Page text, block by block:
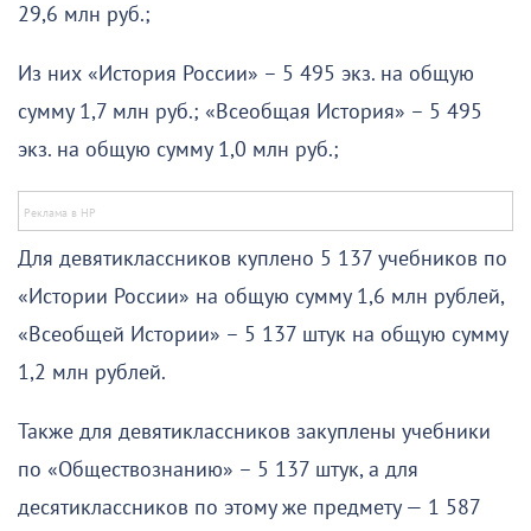
29,6 млн руб.;
Из них «История России» – 5 495 экз. на общую
сумму 1,7 млн руб.; «Всеобщая История» – 5 495
экз. на общую сумму 1,0 млн руб.;
Для девятиклассников куплено 5 137 учебников по
«Истории России» на общую сумму 1,6 млн рублей,
«Всеобщей Истории» – 5 137 штук на общую сумму
1,2 млн рублей.
Также для девятиклассников закуплены учебники
по «Обществознанию» – 5 137 штук, а для
десятиклассников по этому же предмету — 1 587